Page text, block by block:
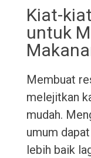
Kiat-
untuk
Membuat
melejitkan
mudah.
umum
lebih baik